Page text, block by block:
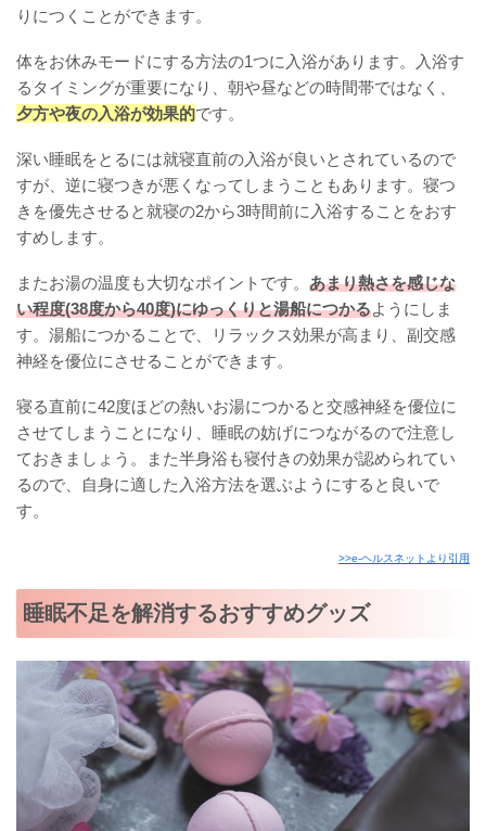
りにつくことができます。
体をお休みモードにする方法の1つに入浴があります。入浴す
るタイミングが重要になり、朝や昼などの時間帯ではなく、
夕方や夜の入浴が効果的です。
深い睡眠をとるには就寝直前の入浴が良いとされているので
すが、逆に寝つきが悪くなってしまうこともあります。寝つ
きを優先させると就寝の2から3時間前に入浴することをおす
すめします。
またお湯の温度も大切なポイントです。 あまり熱さを感じな
い程度(38度から40度)にゆっくりと湯船につかるようにしま
す。湯船につかることで、リラックス効果が高まり、副交感
神経を優位にさせることができます。
寝る直前に42度ほどの熱いお湯につかると交感神経を優位に
させてしまうことになり、睡眠の妨げにつながるので注意し
ておきましょう。また半身浴も寝付きの効果が認められてい
るので、自身に適した入浴方法を選ぶようにすると良いで
す。
>>e-ヘルスネットより引用
睡眠不足を解消するおすすめグッズ